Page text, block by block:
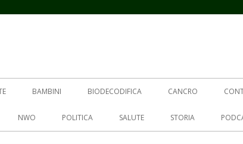
BAMBINI BIODECODIFICA CANCRO
NWO POLITICA SALUTE STORIA